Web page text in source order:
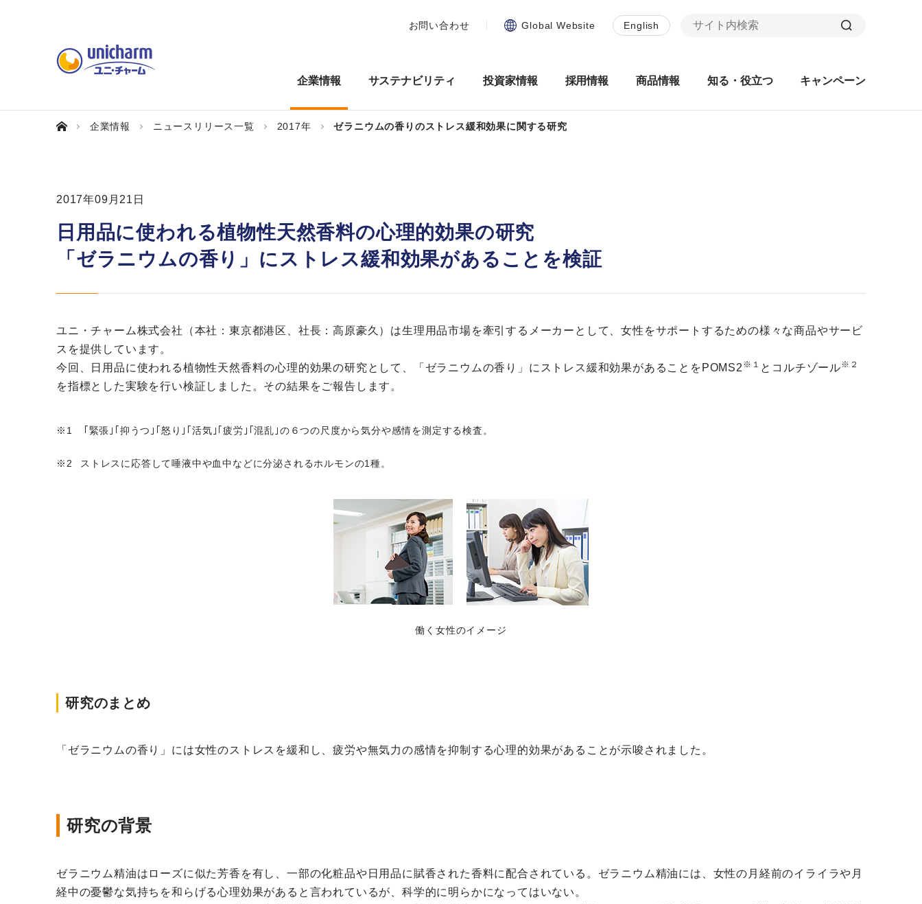
企業情報 サステナビリティ 投資家情報 採用情報 商品情報 知る・役立つ キャンペーン
お問い合わせ Global Website English
企業情報 ニュースリリース一覧 2017年 ゼラニウムの香りのストレス緩和効果に関する研究
2017年09月21日
日用品に使われる植物性天然香料の心理的効果の研究
「ゼラニウムの香り」にストレス緩和効果があることを検証
ユニ・チャーム株式会社（本社：東京都港区、社長：高原豪久）は生理用品市場を牽引するメーカーとして、女性をサポートするための様々な商品やサービ
スを提供しています。
今回、日用品に使われる植物性天然香料の心理的効果の研究として、「ゼラニウムの香り」にストレス緩和効果があることをPOMS2 ※１ とコルチゾール※２
を指標とした実験を行い検証しました。その結果をご報告します。
｢緊張｣｢抑うつ｣｢怒り｣｢活気｣｢疲労｣｢混乱｣の６つの尺度から気分や感情を測定する検査。
ストレスに応答して唾液中や血中などに分泌されるホルモンの1種。
働く女性のイメージ
研究のまとめ
「ゼラニウムの香り」には女性のストレスを緩和し、疲労や無気力の感情を抑制する心理的効果があることが示唆されました。
研究の背景
ゼラニウム精油はローズに似た芳香を有し、一部の化粧品や日用品に賦香された香料に配合されている。ゼラニウム精油には、女性の月経前のイライラや月
経中の憂鬱な気持ちを和らげる心理効果があると言われているが、科学的に明らかになってはいない。